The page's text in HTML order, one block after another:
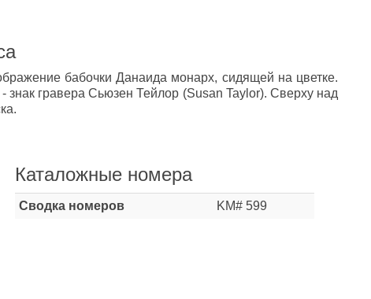
бабочки Данаида монарх, сидящей на цветке.
знак гравера Сьюзен Тейлор (Susan Taylor). Сверху над
Каталожные номера
Сводка номеров KM# 599